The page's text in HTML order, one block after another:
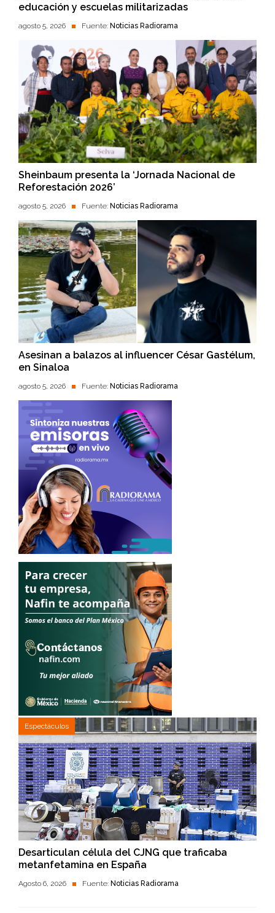
educación y escuelas militarizadas
agosto 5, 2026 Fuente: Noticias Radiorama
Sheinbaum presenta la ‘Jornada Nacional de
Reforestación 2026’
agosto 5, 2026 Fuente: Noticias Radiorama
Asesinan a balazos al influencer César Gastélum,
en Sinaloa
agosto 5, 2026 Fuente: Noticias Radiorama
Espectáculos
Desarticulan célula del CJNG que traficaba
metanfetamina en España
Agosto 6, 2026 Fuente: Noticias Radiorama